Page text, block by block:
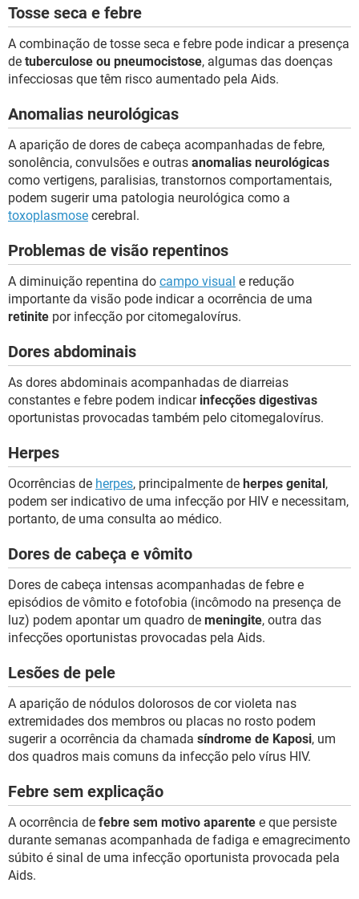
Tosse seca e febre
A combinação de tosse seca e febre pode indicar a presença
de tuberculose ou pneumocistose, algumas das doenças
infecciosas que têm risco aumentado pela Aids.
Anomalias neurológicas
A aparição de dores de cabeça acompanhadas de febre,
sonolência, convulsões e outras anomalias neurológicas
como vertigens, paralisias, transtornos comportamentais,
podem sugerir uma patologia neurológica como a
toxoplasmose cerebral.
Problemas de visão repentinos
A diminuição repentina do campo visual e redução
importante da visão pode indicar a ocorrência de uma
retinite por infecção por citomegalovírus.
Dores abdominais
As dores abdominais acompanhadas de diarreias
constantes e febre podem indicar infecções digestivas
oportunistas provocadas também pelo citomegalovírus.
Herpes
Ocorrências de herpes, principalmente de herpes genital,
podem ser indicativo de uma infecção por HIV e necessitam,
portanto, de uma consulta ao médico.
Dores de cabeça e vômito
Dores de cabeça intensas acompanhadas de febre e
episódios de vômito e fotofobia (incômodo na presença de
luz) podem apontar um quadro de meningite, outra das
infecções oportunistas provocadas pela Aids.
Lesões de pele
A aparição de nódulos dolorosos de cor violeta nas
extremidades dos membros ou placas no rosto podem
sugerir a ocorrência da chamada síndrome de Kaposi, um
dos quadros mais comuns da infecção pelo vírus HIV.
Febre sem explicação
A ocorrência de febre sem motivo aparente e que persiste
durante semanas acompanhada de fadiga e emagrecimento
súbito é sinal de uma infecção oportunista provocada pela
Aids.